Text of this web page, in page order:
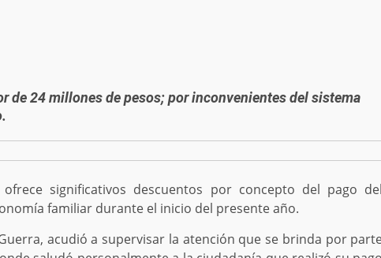
de 24 millones de pesos; por inconvenientes del sistema
significativos descuentos por concepto del pago
familiar durante el inicio del presente año.
acudió a supervisar la atención que se brinda por